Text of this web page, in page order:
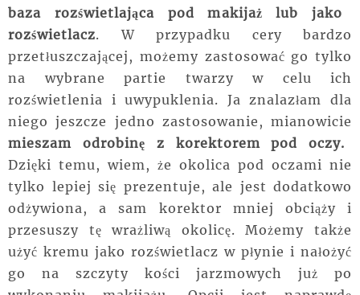
baza rozświetlająca pod makijaż lub jako
rozświetlacz. W przypadku cery bardzo
przetłuszczającej, możemy zastosować go tylko
na wybrane partie twarzy w celu ich
rozświetlenia i uwypuklenia. Ja znalazłam dla
niego jeszcze jedno zastosowanie, mianowicie
mieszam odrobinę z korektorem pod oczy.
Dzięki temu, wiem, że okolica pod oczami nie
tylko lepiej się prezentuje, ale jest dodatkowo
odżywiona, a sam korektor mniej obciąży i
przesuszy tę wrażliwą okolicę. Możemy także
użyć kremu jako rozświetlacz w płynie i nałożyć
go na szczyty kości jarzmowych już po